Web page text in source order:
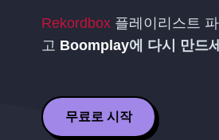
Rekordbox 플레이리스트
고 Boomplay에 다시 만드
무료로 시작